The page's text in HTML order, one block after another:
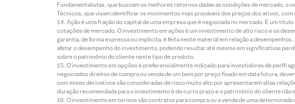
Fundamentalistas, que buscam os melhores retornos dadas as condições de mercado,
Técnicos, que visam identificar os movimentos mais prováveis dos preços dos ativos, com
Ação é uma fração do capital de uma empresa que é negociada no mercado. É um
cotações de mercado. O investimento em ações é um investimento de alto risco e os
garantia, de forma expressa ou implícita, é feita neste material em relação a
afetar o desempenho do investimento, podendo resultar até mesmo em significativas
sobre o patrimônio do cliente neste tipo de produto.
O investimento em opções é preferencialmente indicado para investidores de perfil
negociados direitos de compra ou venda de um bem por preço fixado em data futura,
com esses derivativos são consideradas de risco muito alto por apresentarem altas
duração recomendada para o investimento é de curto prazo e o patrimônio do cliente
O investimento em termos são contratos para compra ou a venda de uma